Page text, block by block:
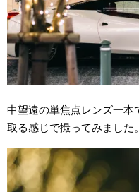
中望遠の単焦点レンズ一本
取る感じで撮ってみました。